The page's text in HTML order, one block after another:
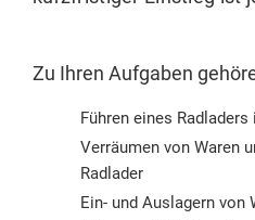
Zu Ihren Aufgaben
Führen eines
Verräumen von Waren
Radlader
Ein- und Auslagern von